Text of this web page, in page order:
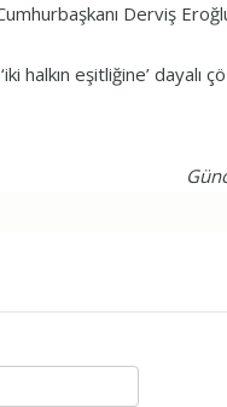
Derviş
halkın eşitliğine’